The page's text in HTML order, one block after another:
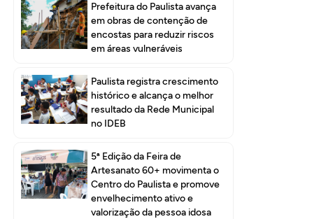
Prefeitura do Paulista avança
em obras de contenção de
encostas para reduzir riscos
em áreas vulneráveis
Paulista registra crescimento
histórico e alcança o melhor
resultado da Rede Municipal
no IDEB
5ª Edição da Feira de
Artesanato 60+ movimenta o
Centro do Paulista e promove
envelhecimento ativo e
valorização da pessoa idosa